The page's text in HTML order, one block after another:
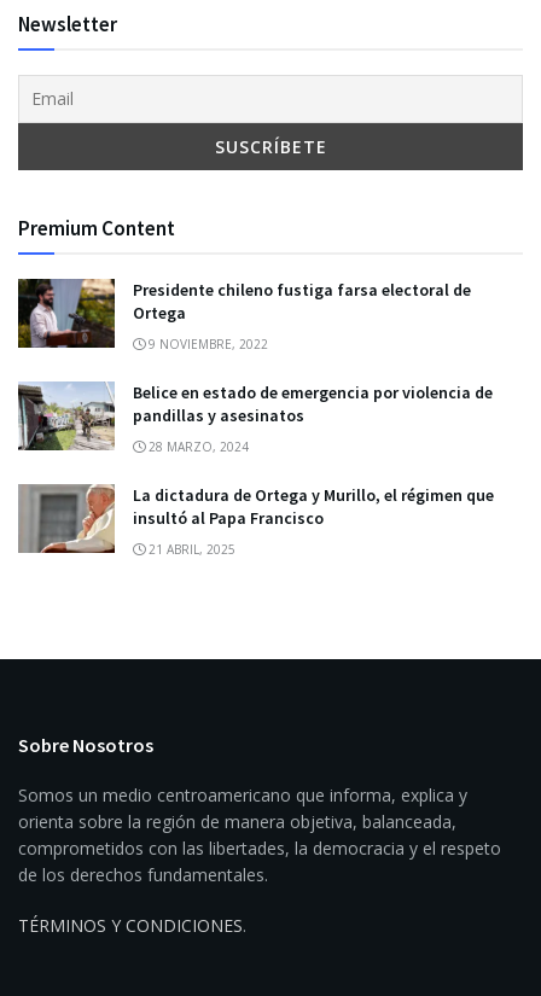
Newsletter
Premium Content
Presidente chileno fustiga farsa electoral de
Ortega
9 NOVIEMBRE, 2022
Belice en estado de emergencia por violencia de
pandillas y asesinatos
28 MARZO, 2024
La dictadura de Ortega y Murillo, el régimen que
insultó al Papa Francisco
21 ABRIL, 2025
Sobre Nosotros
Somos un medio centroamericano que informa, explica y
orienta sobre la región de manera objetiva, balanceada,
comprometidos con las libertades, la democracia y el respeto
de los derechos fundamentales.
TÉRMINOS Y CONDICIONES.